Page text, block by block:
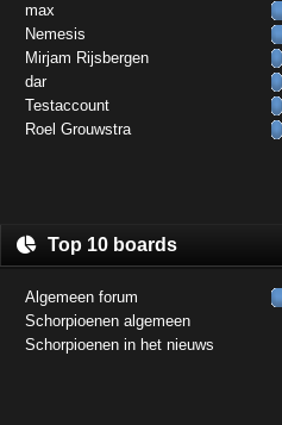
max
Nemesis
Mirjam Rijsbergen
dar
Testaccount
Roel Grouwstra
Top 10 boards
Algemeen forum
Schorpioenen algemeen
Schorpioenen in het nieuws